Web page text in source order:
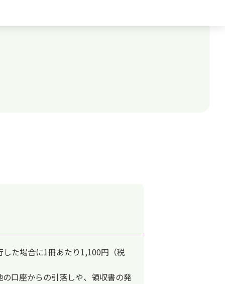
た場合に1冊あたり1,100円（税
口座からの引落しや、領収書の発